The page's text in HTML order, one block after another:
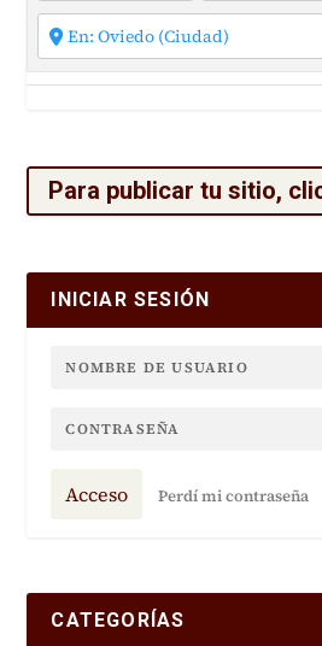
Para publicar tu sitio,
INICIAR SESIÓN
Acceso Perdí mi contraseña
CATEGORÍAS